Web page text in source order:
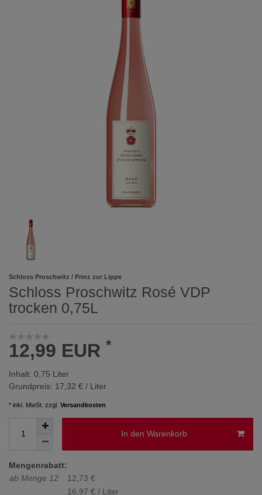
Schloss Proschwitz / Prinz zur Lippe
Schloss Proschwitz Rosé VDP
trocken 0,75L
12,99 EUR *
Inhalt: 0,75 Liter
Grundpreis: 17,32 € / Liter
* inkl. MwSt. zzgl. Versandkosten
In den Warenkorb
Mengenrabatt:
ab Menge 12
12,73 €
16,97 € / Liter